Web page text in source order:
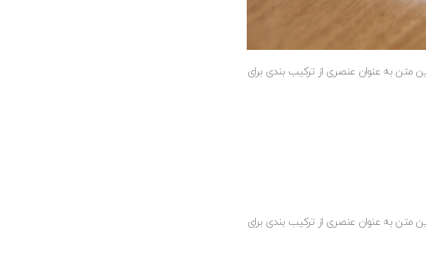
متن به عنوان عنصری از ترکیب بندی برای
متن به عنوان عنصری از ترکیب بندی برای